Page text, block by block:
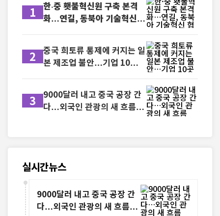
1
한·중 횃불혁신원 구축 본격
화…연길, 동북아 기술혁신
2
중국 희토류 통제에 커지는 일
본 제조업 불안…기업 10곳
3
9000달러 내고 중국 공장 간
다…외국인 관광의 새 흐름
실시간뉴스
9000달러 내고 중국 공장 간
다…외국인 관광의 새 흐름